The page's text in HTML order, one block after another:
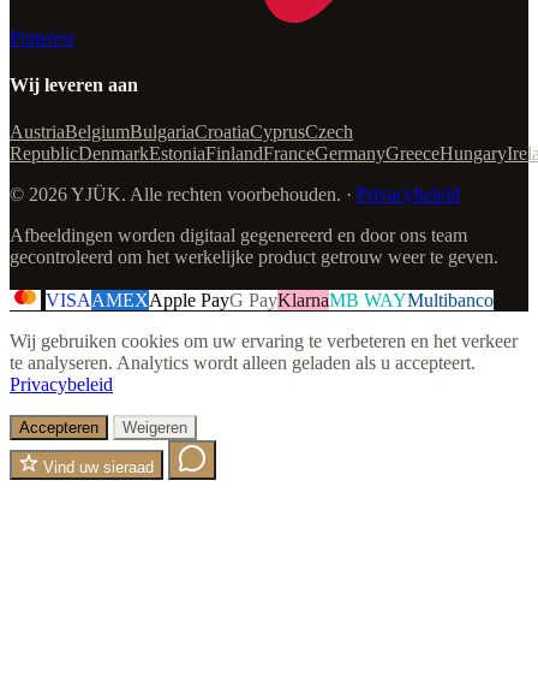
Pinterest
Wij leveren aan
AustriaBelgiumBulgariaCroatiaCyprusCzech
RepublicDenmarkEstoniaFinlandFranceGermanyGreeceHungary
© 2026 YJÜK. Alle rechten voorbehouden. · Privacybeleid
Afbeeldingen worden digitaal gegenereerd en door ons team
gecontroleerd om het werkelijke product getrouw weer te geven.
VISAAMEXApple PayG PayKlarnaMB WAYMultibanco
Wij gebruiken cookies om uw ervaring te verbeteren en het verkeer
te analyseren. Analytics wordt alleen geladen als u accepteert.
Privacybeleid
Accepteren Weigeren
Vind uw sieraad